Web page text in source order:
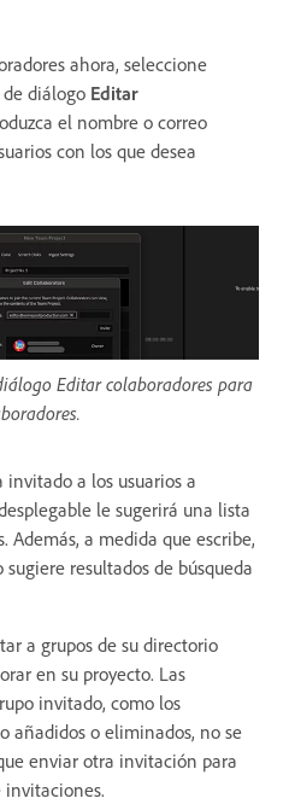
ahora, seleccione
diálogo Editar
el nombre o correo
con los que desea
Editar colaboradores para
a los usuarios a
le sugerirá una lista
Además, a medida que escribe,
resultados de búsqueda
a grupos de su directorio
en su proyecto. Las
invitado, como los
añadidos o eliminados, no se
enviar otra invitación para